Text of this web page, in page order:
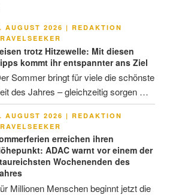
AUGUST 2026 | REDAKTION
trotz Hitzewelle: Mit diesen
kommt ihr entspannter ans Ziel
Sommer bringt für viele die schönste
des Jahres – gleichzeitig sorgen …
AUGUST 2026 | REDAKTION
erreichen ihren
ADAC warnt vor einem der
Wochenenden des
Millionen Menschen beginnt jetzt die